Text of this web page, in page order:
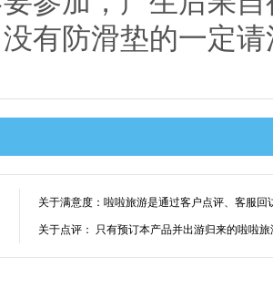
有防滑垫的一定
关于满意度： 啦啦旅游是通过客户点评、客服回
关于点评： 只有预订本产品并出游归来的啦啦